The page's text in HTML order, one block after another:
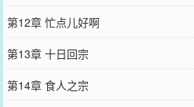
第12章 忙点儿好啊
第13章 十日回宗
第14章 食人之宗